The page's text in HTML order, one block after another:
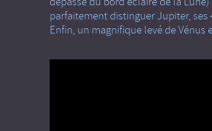
parfaitement distinguer Jupiter,
Enfin, un magnifique levé de